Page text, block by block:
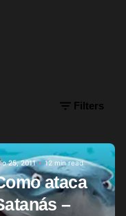
Filters
Posted by
25, 2011 12 min read
ataca
–